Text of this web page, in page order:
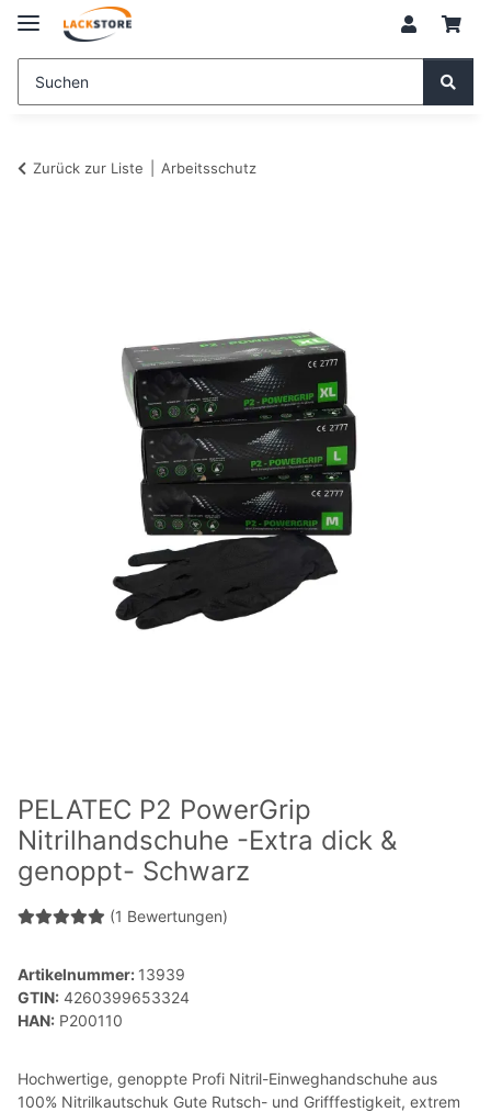
Zurück zur Liste Arbeitsschutz
PELATEC P2 PowerGrip
Nitrilhandschuhe -Extra dick &
genoppt- Schwarz
(1 Bewertungen)
Artikelnummer: 13939
GTIN: 4260399653324
HAN: P200110
Hochwertige, genoppte Profi Nitril-Einweghandschuhe aus
100% Nitrilkautschuk Gute Rutsch- und Grifffestigkeit, extrem